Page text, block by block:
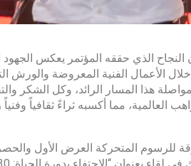
النجاح الذي حققه المؤتمر يعكس
خلال الأعمال الفنية المعروضة
هذا المسار الرائد، وكل الشكر
العالمية، مما أكسبه ثراءً ثقافياً
للرسوم المتحركة العرض الأول